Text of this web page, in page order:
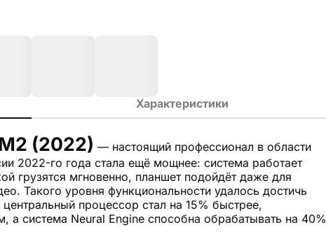
Характеристики
(2022) — настоящий профессионал в области
2022-го года стала ещё мощнее: система работает
грузятся мгновенно, планшет подойдёт даже для
Такого уровня функциональности удалось достичь
процессор стал на 15% быстрее,
система Neural Engine способна обрабатывать на 40%